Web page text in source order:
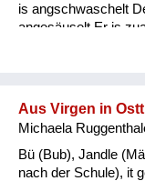
is angschwaschelt
angesäuselt Er is
schon gaunz steif
Radierer
Aus Virgen in
Michaela
Bü (Bub), Jandle
nach der Schule), it